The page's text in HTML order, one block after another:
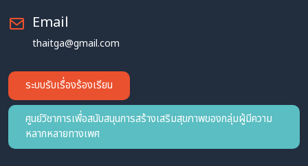
Email
thaitga@gmail.com
ระบบรับเรื่องร้องเรียน
ศูนย์วิชาการเพื่อสนับสนุนการสร้างเสริมสุขภาพของกลุ่มผู้มีความ
หลากหลายทางเพศ